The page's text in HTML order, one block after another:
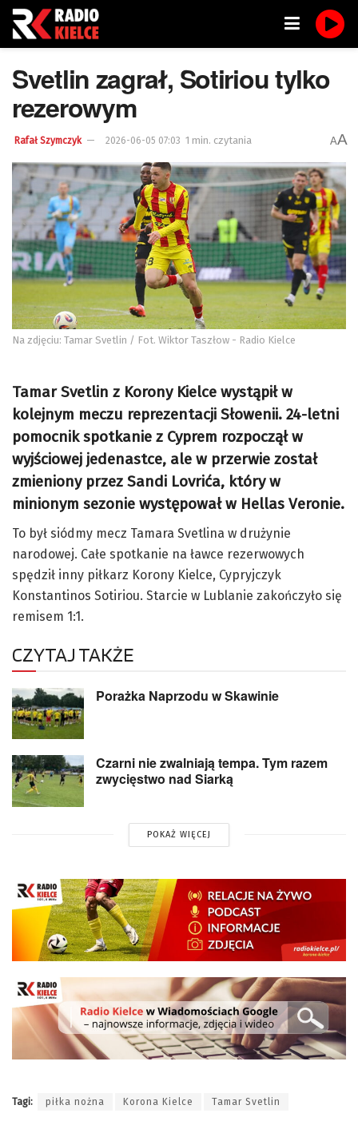
Svetlin zagrał, Sotiriou tylko
rezerowym
Rafał Szymczyk 2026-06-05 07:03 1 min. czytania AA
Na zdjęciu: Tamar Svetlin / Fot. Wiktor Taszłow - Radio Kielce
Tamar Svetlin z Korony Kielce wystąpił w
kolejnym meczu reprezentacji Słowenii. 24-letni
pomocnik spotkanie z Cyprem rozpoczął w
wyjściowej jedenastce, ale w przerwie został
zmieniony przez Sandi Lovrića, który w
minionym sezonie występował w Hellas Veronie.
To był siódmy mecz Tamara Svetlina w drużynie
narodowej. Całe spotkanie na ławce rezerwowych
spędził inny piłkarz Korony Kielce, Cypryjczyk
Konstantinos Sotiriou. Starcie w Lublanie zakończyło się
remisem 1:1.
CZYTAJ TAKŻE
Porażka Naprzodu w Skawinie
Czarni nie zwalniają tempa. Tym razem
zwycięstwo nad Siarką
POKAŻ WIĘCEJ
Tagi: piłka nożna Korona Kielce Tamar Svetlin